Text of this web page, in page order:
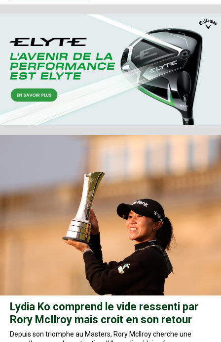
Lydia Ko comprend le vide ressenti par
Rory McIlroy mais croit en son retour
Depuis son triomphe au Masters, Rory McIlroy cherche une